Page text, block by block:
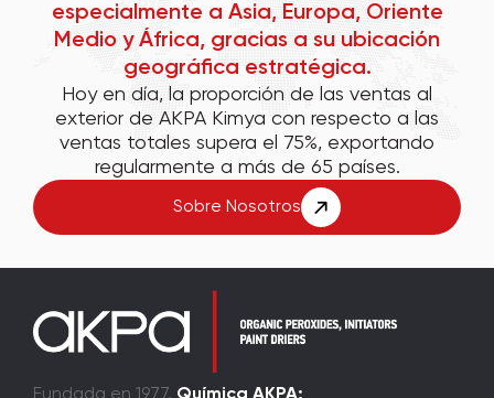
especialmente a Asia, Europa, Oriente
Medio y África, gracias a su ubicación
geográfica estratégica.
Hoy en día, la proporción de las ventas al
exterior de AKPA Kimya con respecto a las
ventas totales supera el 75%, exportando
regularmente a más de 65 países.
Sobre Nosotros